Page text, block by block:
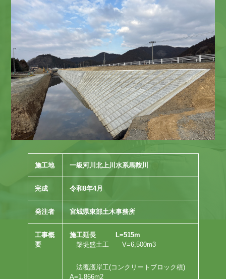
施工地 一級河川北上川水系馬鞍川
完成 令和8年4月
発注者 宮城県東部土木事務所
工事概
要
施工延長 L=515m
築堤盛土工 V=6,500m3
法覆護岸工(コンクリートブロック積)
A=1,866m2